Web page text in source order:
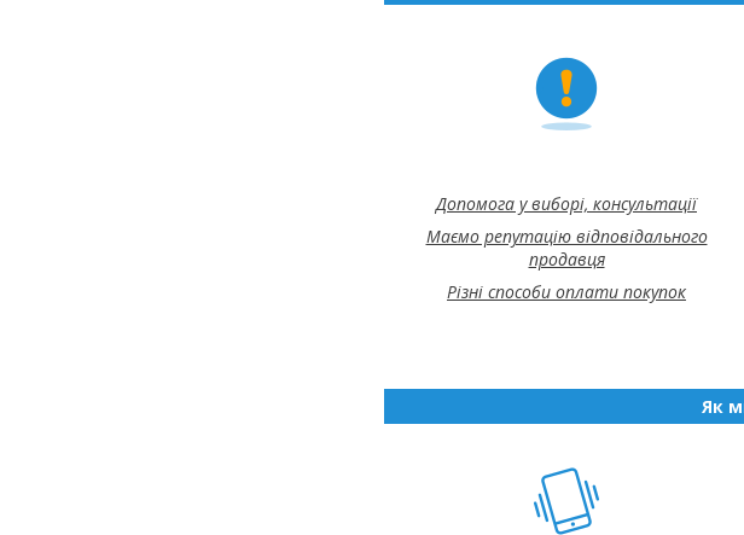
Допомога у виборі, консультації
Маємо репутацію відповідального
продавця
Різні способи оплати покупок
Як